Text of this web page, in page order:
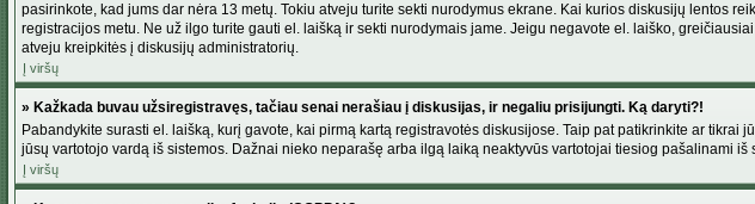
pasirinkote, kad jums dar nėra 13 metų. Tokiu atveju turite sekti nurodymus ekrane. Kai kurios diskusijų lentos
registracijos metu. Ne už ilgo turite gauti el. laišką ir sekti nurodymais jame. Jeigu negavote el. laiško,
atveju kreipkitės į diskusijų administratorių.
Į viršų
» Kažkada buvau užsiregistravęs, tačiau senai nerašiau į diskusijas, ir negaliu prisijungti. Ką daryti?!
Pabandykite surasti el. laišką, kurį gavote, kai pirmą kartą registravotės diskusijose. Taip pat patikrinkite ar
jūsų vartotojo vardą iš sistemos. Dažnai nieko neparašę arba ilgą laiką neaktyvūs vartotojai tiesiog pašalinami
Į viršų